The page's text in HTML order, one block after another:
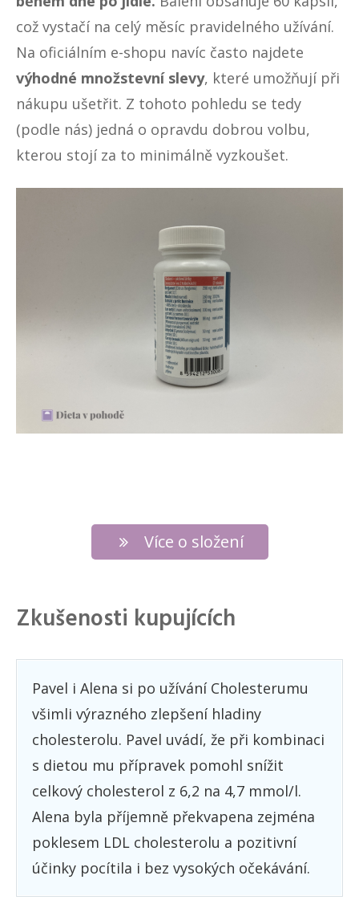
což vystačí na celý měsíc pravidelného užívání.
Na oficiálním e-shopu navíc často najdete
výhodné množstevní slevy, které umožňují při
nákupu ušetřit. Z tohoto pohledu se tedy
(podle nás) jedná o opravdu dobrou volbu,
kterou stojí za to minimálně vyzkoušet.
Více o složení
Zkušenosti kupujících
Pavel i Alena si po užívání Cholesterumu
všimli výrazného zlepšení hladiny
cholesterolu. Pavel uvádí, že při kombinaci
s dietou mu přípravek pomohl snížit
celkový cholesterol z 6,2 na 4,7 mmol/l.
Alena byla příjemně překvapena zejména
poklesem LDL cholesterolu a pozitivní
účinky pocítila i bez vysokých očekávání.